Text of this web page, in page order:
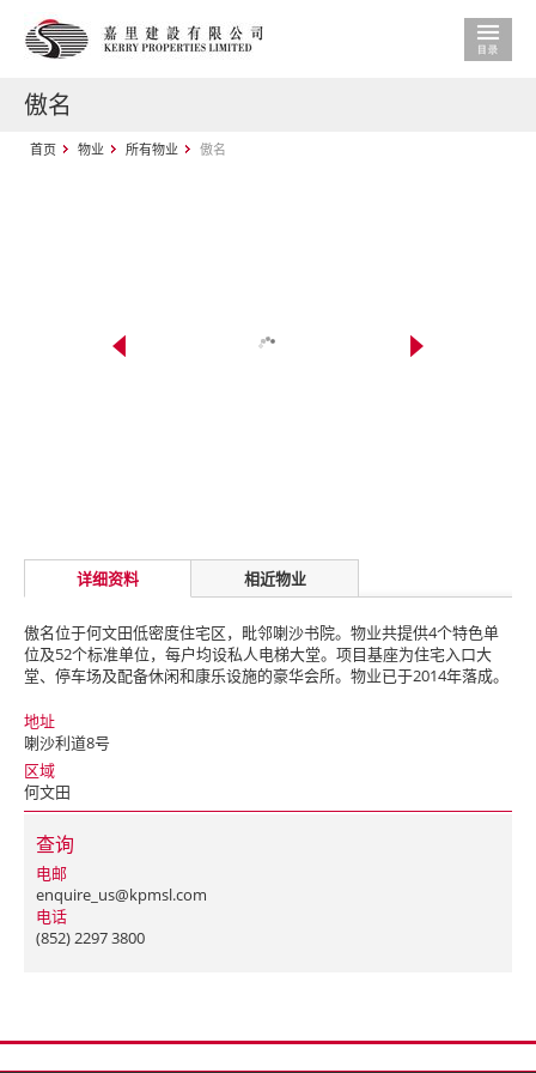
傲名
首页 物业 所有物业 傲名
详细资料 相近物业
傲名位于何文田低密度住宅区，毗邻喇沙书院。物业共提供4个特色单
位及52个标准单位，每户均设私人电梯大堂。项目基座为住宅入口大
堂、停车场及配备休闲和康乐设施的豪华会所。物业已于2014年落成。
地址
喇沙利道8号
区域
何文田
查询
电邮
enquire_us@kpmsl.com
电话
(852) 2297 3800